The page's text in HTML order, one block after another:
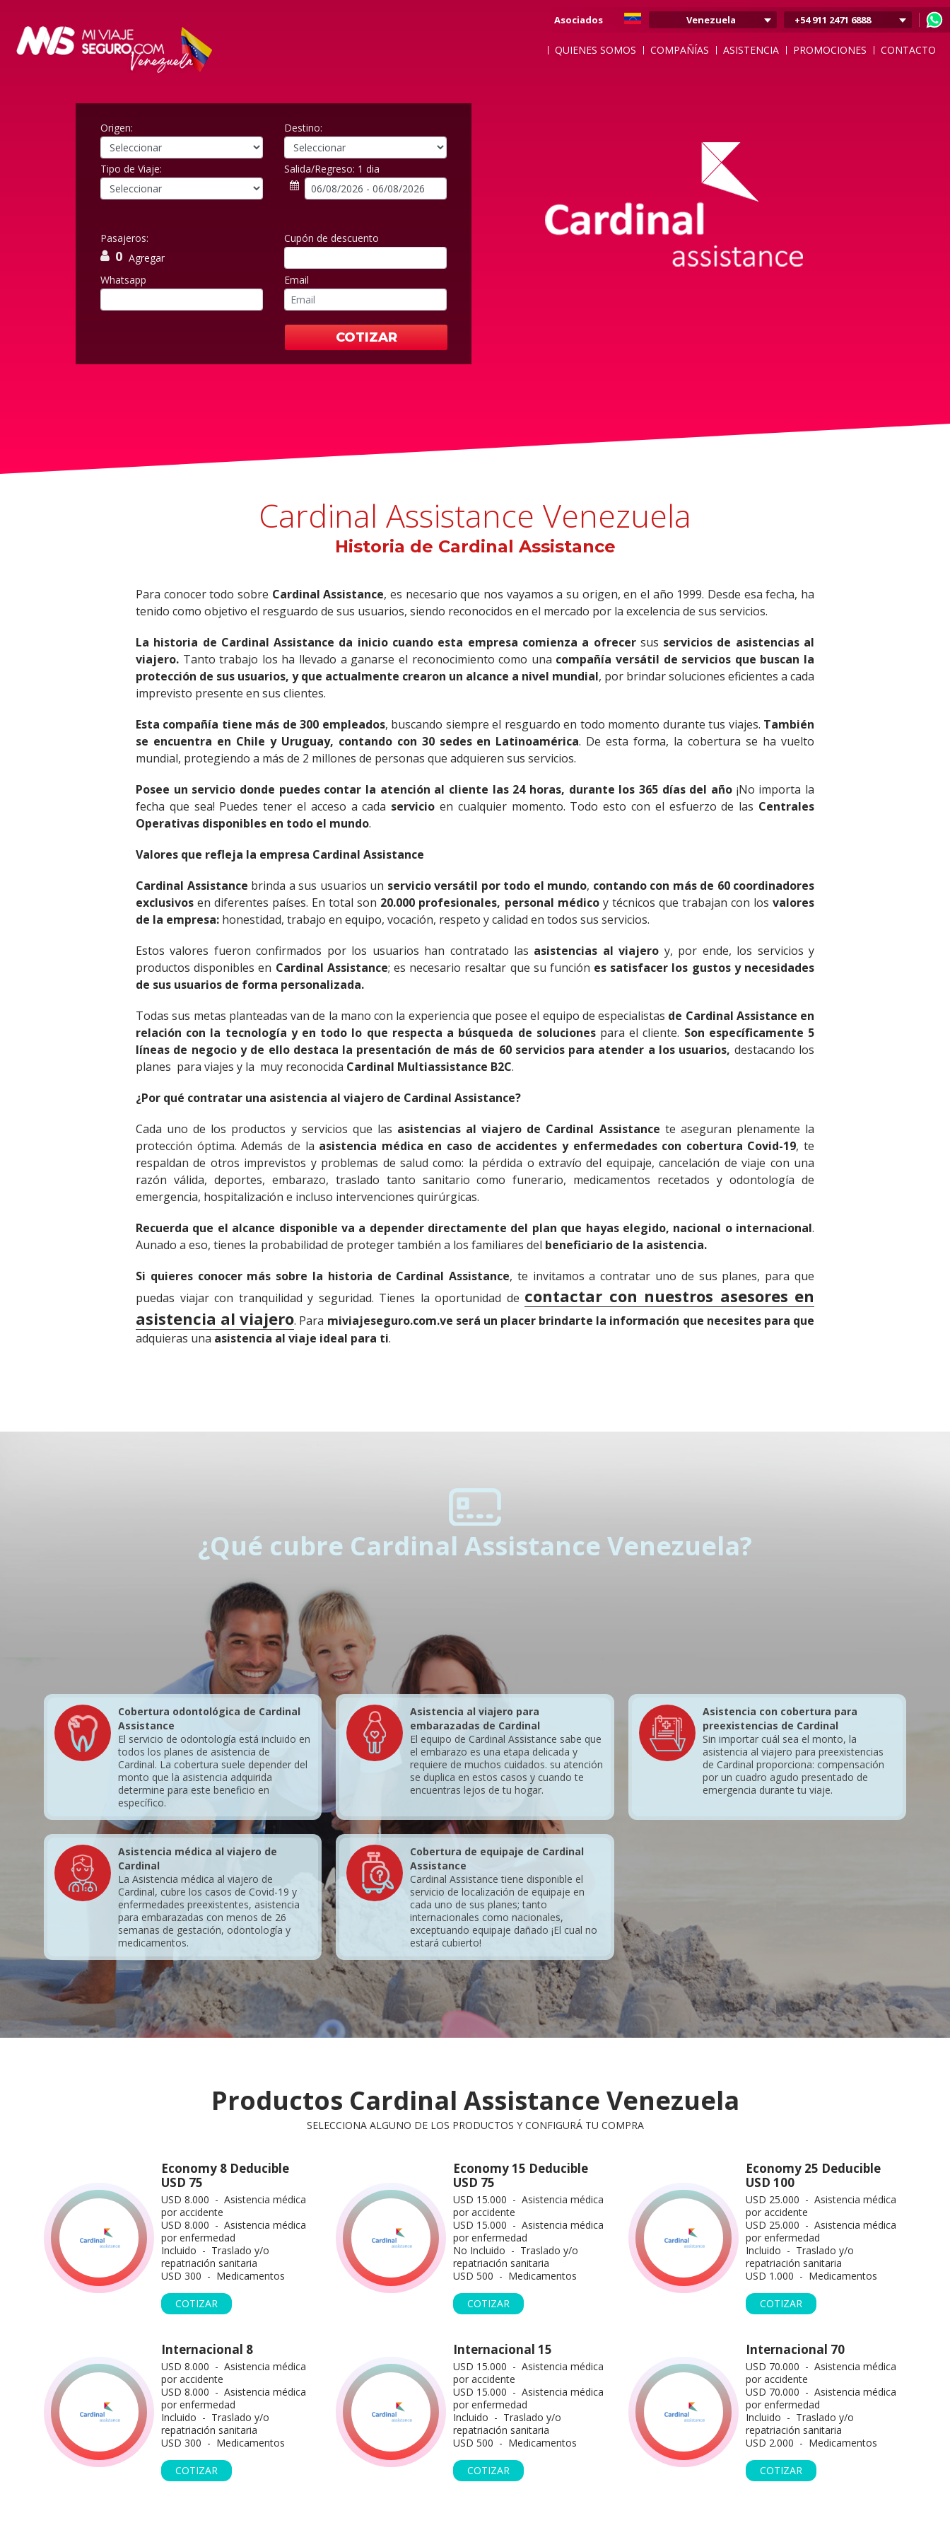
QUIENES SOMOS COMPAÑÍAS ASISTENCIA PROMOCIONES CONTACTO
+54 911 2471 6888
Venezuela
Colombia
Asociados
Origen: Destino:
Tipo de Viaje: Salida/Regreso: 1 dia
Pasajeros:
0 Agregar
Cupón de descuento
Whatsapp Email
COTIZAR
Cardinal Assistance Venezuela
Historia de Cardinal Assistance
Para conocer todo sobre Cardinal Assistance, es necesario que nos vayamos a su origen, en el año 1999. Desde esa fecha, ha
tenido como objetivo el resguardo de sus usuarios, siendo reconocidos en el mercado por la excelencia de sus servicios.
La historia de Cardinal Assistance da inicio cuando esta empresa comienza a ofrecer sus servicios de asistencias al
viajero. Tanto trabajo los ha llevado a ganarse el reconocimiento como una compañía versátil de servicios que buscan la
protección de sus usuarios, y que actualmente crearon un alcance a nivel mundial, por brindar soluciones eficientes a cada
imprevisto presente en sus clientes.
Esta compañía tiene más de 300 empleados, buscando siempre el resguardo en todo momento durante tus viajes. También
se encuentra en Chile y Uruguay, contando con 30 sedes en Latinoamérica. De esta forma, la cobertura se ha vuelto
mundial, protegiendo a más de 2 millones de personas que adquieren sus servicios.
Posee un servicio donde puedes contar la atención al cliente las 24 horas, durante los 365 días del año ¡No importa la
fecha que sea! Puedes tener el acceso a cada servicio en cualquier momento. Todo esto con el esfuerzo de las Centrales
Operativas disponibles en todo el mundo.
Valores que refleja la empresa Cardinal Assistance
Cardinal Assistance brinda a sus usuarios un servicio versátil por todo el mundo, contando con más de 60 coordinadores
exclusivos en diferentes países. En total son 20.000 profesionales, personal médicoy técnicos que trabajan con losvalores
de la empresa: honestidad, trabajo en equipo, vocación, respeto y calidad en todos sus servicios.
Estos valores fueron confirmados por los usuarios han contratado las asistencias al viajero y, por ende, los servicios y
productos disponibles en Cardinal Assistance; es necesario resaltar que su función es satisfacer los gustos y necesidades
de sus usuarios de forma personalizada.
Todas sus metas planteadas van de la mano con la experiencia que posee el equipo de especialistas de Cardinal Assistance en
relación con la tecnología y en todo lo que respecta a búsqueda de soluciones para el cliente. Son específicamente 5
líneas de negocio y de ello destaca la presentación de más de 60 servicios para atender a los usuarios, destacando los
planes para viajes y la muy reconocida Cardinal Multiassistance B2C.
¿Por qué contratar una asistencia al viajero de Cardinal Assistance?
Cada uno de los productos y servicios que las asistencias al viajero de Cardinal Assistance te aseguran plenamente la
protección óptima. Además de la asistencia médica en caso de accidentes y enfermedades con cobertura Covid-19, te
respaldan de otros imprevistos y problemas de salud como: la pérdida o extravío del equipaje, cancelación de viaje con una
razón válida, deportes, embarazo, traslado tanto sanitario como funerario, medicamentos recetados y odontología de
emergencia, hospitalización e incluso intervenciones quirúrgicas.
Recuerda que el alcance disponible va a depender directamente del plan que hayas elegido, nacional o internacional.
Aunado a eso, tienes la probabilidad de proteger también a los familiares del beneficiario de la asistencia.
Si quieres conocer más sobre la historia de Cardinal Assistance, te invitamos a contratar uno de sus planes, para que
puedas viajar con tranquilidad y seguridad. Tienes la oportunidad de contactar con nuestros asesores en
asistencia al viajero. Para miviajeseguro.com.ve será un placer brindarte la información que necesites para que
adquieras una asistencia al viaje ideal para ti.
¿Qué cubre Cardinal Assistance Venezuela?
Cobertura odontológica de Cardinal
Assistance
El servicio de odontología está incluido en
todos los planes de asistencia de
Cardinal. La cobertura suele depender del
monto que la asistencia adquirida
determine para este beneficio en
específico.
Asistencia al viajero para
embarazadas de Cardinal
El equipo de Cardinal Assistance sabe que
el embarazo es una etapa delicada y
requiere de muchos cuidados. su atención
se duplica en estos casos y cuando te
encuentras lejos de tu hogar.
Asistencia con cobertura para
preexistencias de Cardinal
Sin importar cuál sea el monto, la
asistencia al viajero para preexistencias
de Cardinal proporciona: compensación
por un cuadro agudo presentado de
emergencia durante tu viaje.
Asistencia médica al viajero de
Cardinal
La Asistencia médica al viajero de
Cardinal, cubre los casos de Covid-19 y
enfermedades preexistentes, asistencia
para embarazadas con menos de 26
semanas de gestación, odontología y
medicamentos.
Cobertura de equipaje de Cardinal
Assistance
Cardinal Assistance tiene disponible el
servicio de localización de equipaje en
cada uno de sus planes; tanto
internacionales como nacionales,
exceptuando equipaje dañado ¡El cual no
estará cubierto!
Productos Cardinal Assistance Venezuela
SELECCIONA ALGUNO DE LOS PRODUCTOS Y CONFIGURÁ TU COMPRA
Economy 8 Deducible
USD 75
USD 8.000 - Asistencia médica
por accidente
USD 8.000 - Asistencia médica
por enfermedad
Incluido - Traslado y/o
repatriación sanitaria
USD 300 - Medicamentos
COTIZAR
Economy 15 Deducible
USD 75
USD 15.000 - Asistencia médica
por accidente
USD 15.000 - Asistencia médica
por enfermedad
No Incluido - Traslado y/o
repatriación sanitaria
USD 500 - Medicamentos
COTIZAR
Economy 25 Deducible
USD 100
USD 25.000 - Asistencia médica
por accidente
USD 25.000 - Asistencia médica
por enfermedad
Incluido - Traslado y/o
repatriación sanitaria
USD 1.000 - Medicamentos
COTIZAR
Internacional 8
USD 8.000 - Asistencia médica
por accidente
USD 8.000 - Asistencia médica
por enfermedad
Incluido - Traslado y/o
repatriación sanitaria
USD 300 - Medicamentos
COTIZAR
Internacional 15
USD 15.000 - Asistencia médica
por accidente
USD 15.000 - Asistencia médica
por enfermedad
Incluido - Traslado y/o
repatriación sanitaria
USD 500 - Medicamentos
COTIZAR
Internacional 70
USD 70.000 - Asistencia médica
por accidente
USD 70.000 - Asistencia médica
por enfermedad
Incluido - Traslado y/o
repatriación sanitaria
USD 2.000 - Medicamentos
COTIZAR